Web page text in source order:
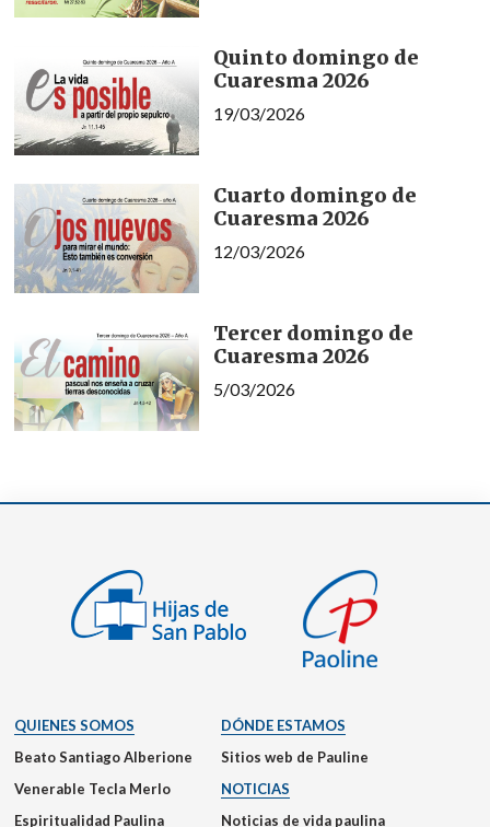
Quinto domingo de
Cuaresma 2026
19/03/2026
Cuarto domingo de
Cuaresma 2026
12/03/2026
Tercer domingo de
Cuaresma 2026
5/03/2026
QUIENES SOMOS
Beato Santiago Alberione
Venerable Tecla Merlo
Espiritualidad Paulina
DÓNDE ESTAMOS
Sitios web de Pauline
NOTICIAS
Noticias de vida paulina